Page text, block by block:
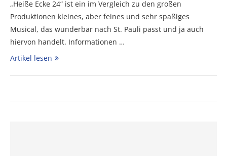
„Heiße Ecke 24“ ist ein im Vergleich zu den großen
Produktionen kleines, aber feines und sehr spaßiges
Musical, das wunderbar nach St. Pauli passt und ja auch
hiervon handelt. Informationen …
Artikel lesen